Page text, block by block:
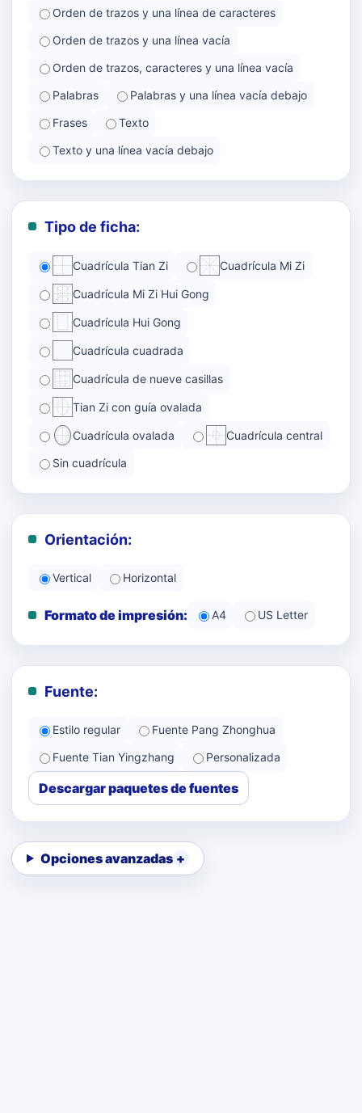
Orden de trazos y una línea de caracteres
Orden de trazos y una línea vacía
Orden de trazos, caracteres y una línea vacía
Palabras
Palabras y una línea vacía debajo
Frases
Texto
Texto y una línea vacía debajo
Tipo de ficha:
Cuadrícula Tian Zi Cuadrícula Mi Zi
Cuadrícula Mi Zi Hui Gong
Cuadrícula Hui Gong
Cuadrícula cuadrada
Cuadrícula de nueve casillas
Tian Zi con guía ovalada
Cuadrícula ovalada Cuadrícula central
Sin cuadrícula
Orientación:
Vertical Horizontal
Formato de impresión: A4 US Letter
Fuente:
Estilo regular
Fuente Pang Zhonghua
Fuente Tian Yingzhang
Personalizada
Descargar paquetes de fuentes
Opciones avanzadas